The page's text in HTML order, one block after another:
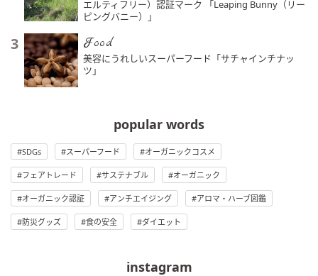
エルティフリー）認証マーク 「Leaping Bunny（リー
ピングバニー）」
3 Food
美容にうれしいスーパーフード「サチャインチナッ
ツ」
popular words
SDGs スーパーフード オーガニックコスメ
フェアトレード サステナブル オーガニック
オーガニック認証 アンチエイジング アロマ・ハーブ図鑑
防災グッズ 食の安全 ダイエット
instagram